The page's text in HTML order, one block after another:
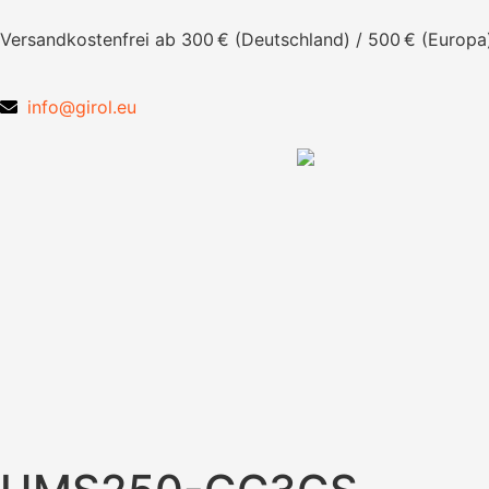
Versandkostenfrei ab 300 € (Deutschland) / 500 €
info@girol.eu